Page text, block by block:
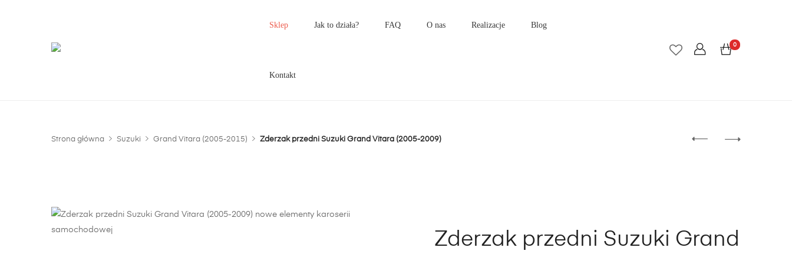
menuSklep Jak to działa? FAQ O nas Realizacje Blog
Kontakt
0
Strona główna Suzuki Grand Vitara (2005-2015) Zderzak przedni Suzuki Grand Vitara (2005-2009)
Zderzak przedni Suzuki Grand